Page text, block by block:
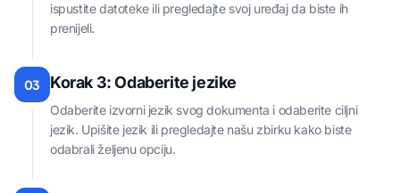
ispustite datoteke ili pregledajte svoj uređaj da biste ih
prenijeli.
03 Korak 3: Odaberite jezike
Odaberite izvorni jezik svog dokumenta i odaberite ciljni
jezik. Upišite jezik ili pregledajte našu zbirku kako biste
odabrali željenu opciju.